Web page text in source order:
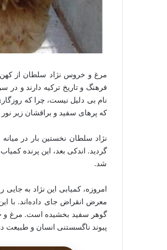
مرغ و خروس نژاد سلطان از کهن‌
فرهنگ و تاریخ ترکیه دارند و
نام بی‌ دلیل نیست، چرا که
که پرهای سفید و براقشان زیر
گردید. اندکی بعد، این پرنده کمیاب به آمریکا
شد.
امروزه، کمیابی این نژاد به
معرض انقراض جای داده‌اند. با
گوهر سفید بخشیده است. مرغ و
پیوند ناگسستنی انسان و